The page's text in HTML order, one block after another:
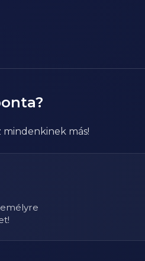
más!